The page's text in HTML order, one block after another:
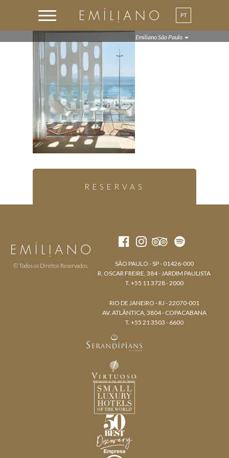
PT
Emiliano São Paulo
RESERVAS
© Todos os Direitos Reservados.
SÃO PAULO - SP - 01426-000
R. OSCAR FREIRE, 384 - JARDIM PAULISTA
T. +55 11 3728 - 2000
RIO DE JANEIRO - RJ - 22070-001
AV. ATLÂNTICA, 3804 - COPACABANA
T. +55 21 3503 - 6600